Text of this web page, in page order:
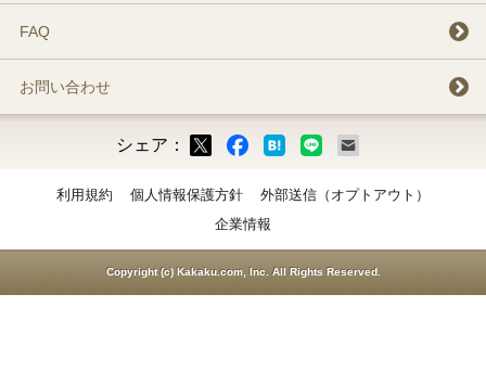
FAQ
お問い合わせ
シェア：
利用規約 個人情報保護方針
外部送信（オプトアウト）
企業情報
Copyright (c) Kakaku.com, Inc. All Rights Reserved.